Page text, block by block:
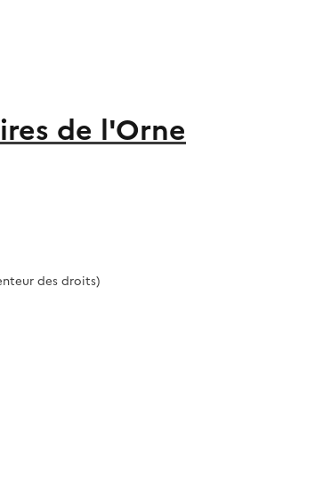
de l'Orne
des droits)